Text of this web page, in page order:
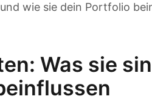
wie sie dein Portfolio
Was sie